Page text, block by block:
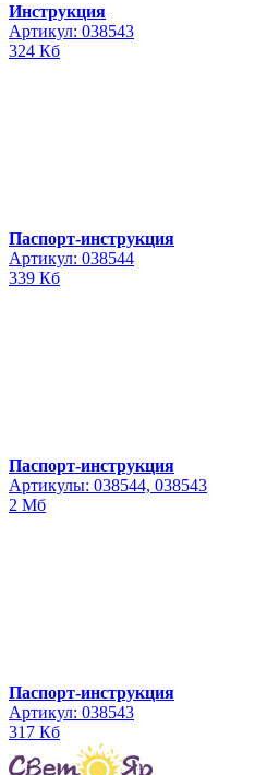
Инструкция
Артикул: 038543
324 Кб
Паспорт-инструкция
Артикул: 038544
339 Кб
Паспорт-инструкция
Артикулы: 038544, 038543
2 Мб
Паспорт-инструкция
Артикул: 038543
317 Кб